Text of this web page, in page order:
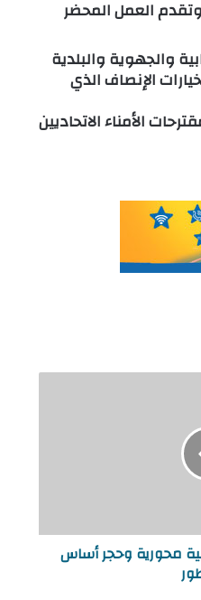
العمل المحضر
والجهوية والبلدية
الإنصاف الذي
الأمناء الاتحاديين
محورية وحجر أساس